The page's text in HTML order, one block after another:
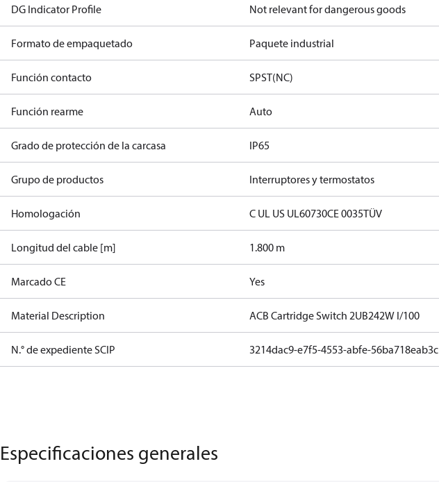
DG Indicator Profile Not relevant for dangerous goods
Formato de empaquetado Paquete industrial
Función contacto SPST(NC)
Función rearme Auto
Grado de protección de la carcasa IP65
Grupo de productos Interruptores y termostatos
Homologación C UL US UL60730CE 0035TÜV
Longitud del cable [m] 1.800 m
Marcado CE Yes
Material Description ACB Cartridge Switch 2UB242W I/100
N.° de expediente SCIP 3214dac9-e7f5-4553-abfe-56ba718eab3c
Especificaciones generales